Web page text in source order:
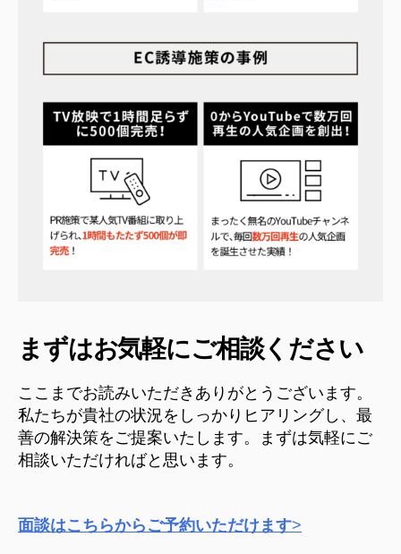
まずはお気軽にご相談ください
ここまでお読みいただきありがとうございます。
私たちが貴社の状況をしっかりヒアリングし、最
善の解決策をご提案いたします。まずは気軽にご
相談いただければと思います。
面談はこちらからご予約いただけます>